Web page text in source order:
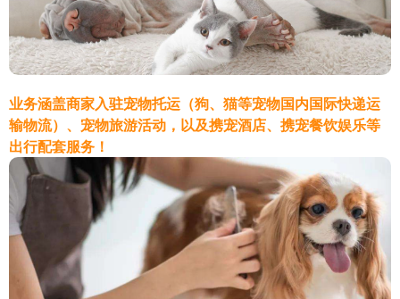
业务涵盖商家入驻宠物托运（狗、猫等宠物国内国际快递运
输物流）、宠物旅游活动，以及携宠酒店、携宠餐饮娱乐等
出行配套服务！